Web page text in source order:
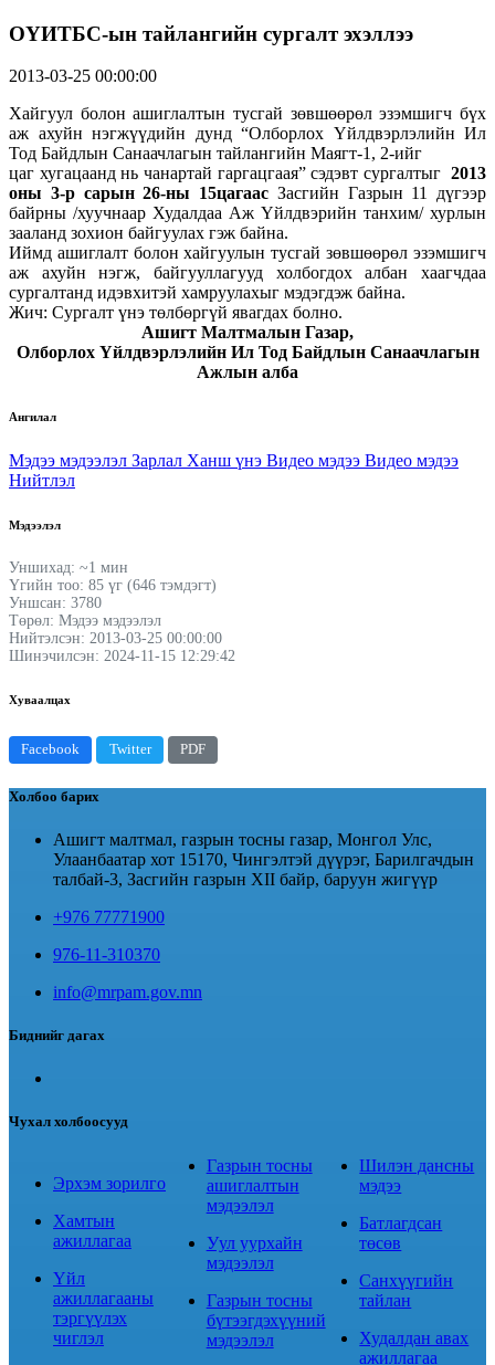
ОҮИТБС-ын тайлангийн сургалт эхэллээ
2013-03-25 00:00:00
Хайгуул болон ашиглалтын тусгай зөвшөөрөл эзэмшигч бүх
аж ахуйн нэгжүүдийн дунд “Олборлох Үйлдвэрлэлийн Ил
Тод Байдлын Санаачлагын тайлангийн Маягт-1, 2-ийг
цаг хугацаанд нь чанартай гаргацгаая” сэдэвт сургалтыг 2013
оны 3-р сарын26-ны 15цагаас Засгийн Газрын 11 дүгээр
байрны /хуучнаар Худалдаа Аж Үйлдвэрийн танхим/ хурлын
зааланд зохион байгуулах гэж байна.
Иймд ашиглалт болон хайгуулын тусгай зөвшөөрөл эзэмшигч
аж ахуйн нэгж, байгууллагууд холбогдох албан хаагчдаа
сургалтанд идэвхитэй хамруулахыг мэдэгдэж байна.
Жич: Сургалт үнэ төлбөргүй явагдах болно.
Ашигт Малтмалын Газар,
Олборлох Үйлдвэрлэлийн Ил Тод Байдлын Санаачлагын
Ажлын алба
Ангилал
Мэдээ мэдээлэл Зарлал Ханш үнэ Видео мэдээ Видео мэдээ
Нийтлэл
Мэдээлэл
Уншихад: ~1 мин
Үгийн тоо: 85 үг (646 тэмдэгт)
Уншсан: 3780
Төрөл: Мэдээ мэдээлэл
Нийтэлсэн: 2013-03-25 00:00:00
Шинэчилсэн: 2024-11-15 12:29:42
Хуваалцах
Facebook Twitter PDF
Холбоо барих
Ашигт малтмал, газрын тосны газар, Монгол Улс,
Улаанбаатар хот 15170, Чингэлтэй дүүрэг, Барилгачдын
талбай-3, Засгийн газрын XII байр, баруун жигүүр
+976 77771900
976-11-310370
info@mrpam.gov.mn
Биднийг дагах
Чухал холбоосууд
Эрхэм зорилго
Хамтын
ажиллагаа
Үйл
ажиллагааны
тэргүүлэх
чиглэл
Газрын тосны
ашиглалтын
мэдээлэл
Уул уурхайн
мэдээлэл
Газрын тосны
бүтээгдэхүүний
мэдээлэл
Шилэн дансны
мэдээ
Батлагдсан
төсөв
Санхүүгийн
тайлан
Худалдан авах
ажиллагаа